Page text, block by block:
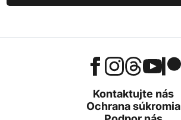
Kontaktujte nás
Ochrana súkromia